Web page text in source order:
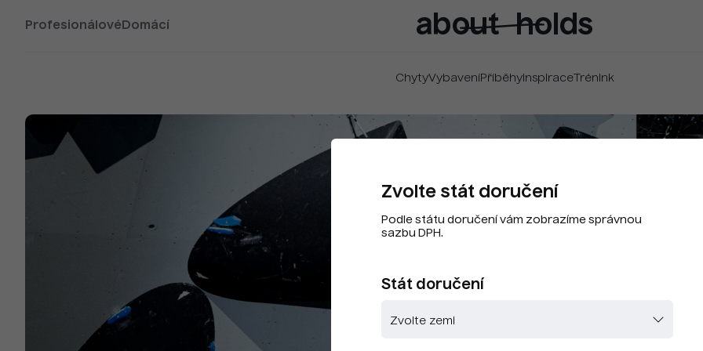
Profesionálové Domácí
ChytyVybavení PříběhyInspiraceTrénink
Zvolte stát doručení
Podle státu doručení vám zobrazíme správnou
sazbu DPH.
Stát doručení